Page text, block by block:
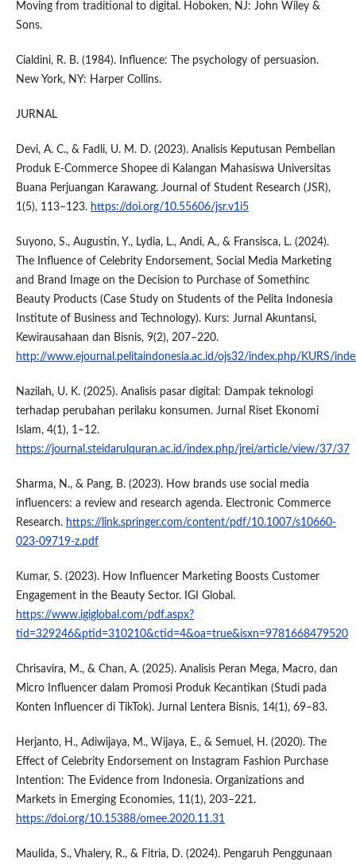
Moving from traditional to digital. Hoboken, NJ: John Wiley &
Sons.
Cialdini, R. B. (1984). Influence: The psychology of persuasion.
New York, NY: Harper Collins.
JURNAL
Devi, A. C., & Fadli, U. M. D. (2023). Analisis Keputusan Pembelian
Produk E-Commerce Shopee di Kalangan Mahasiswa Universitas
Buana Perjuangan Karawang. Journal of Student Research (JSR),
1(5), 113–123. https://doi.org/10.55606/jsr.v1i5
Suyono, S., Augustin, Y., Lydia, L., Andi, A., & Fransisca, L. (2024).
The Influence of Celebrity Endorsement, Social Media Marketing
and Brand Image on the Decision to Purchase of Somethinc
Beauty Products (Case Study on Students of the Pelita Indonesia
Institute of Business and Technology). Kurs: Jurnal Akuntansi,
Kewirausahaan dan Bisnis, 9(2), 207–220.
http://www.ejournal.pelitaindonesia.ac.id/ojs32/index.php/KURS/
Nazilah, U. K. (2025). Analisis pasar digital: Dampak teknologi
terhadap perubahan perilaku konsumen. Jurnal Riset Ekonomi
Islam, 4(1), 1–12.
https://journal.steidarulquran.ac.id/index.php/jrei/article/view/37/37
Sharma, N., & Pang, B. (2023). How brands use social media
influencers: a review and research agenda. Electronic Commerce
Research. https://link.springer.com/content/pdf/10.1007/s10660-
023-09719-z.pdf
Kumar, S. (2023). How Influencer Marketing Boosts Customer
Engagement in the Beauty Sector. IGI Global.
https://www.igiglobal.com/pdf.aspx?
tid=329246&ptid=310210&ctid=4&oa=true&isxn=9781668479520
Chrisavira, M., & Chan, A. (2025). Analisis Peran Mega, Macro, dan
Micro Influencer dalam Promosi Produk Kecantikan (Studi pada
Konten Influencer di TikTok). Jurnal Lentera Bisnis, 14(1), 69–83.
Herjanto, H., Adiwijaya, M., Wijaya, E., & Semuel, H. (2020). The
Effect of Celebrity Endorsement on Instagram Fashion Purchase
Intention: The Evidence from Indonesia. Organizations and
Markets in Emerging Economies, 11(1), 203–221.
https://doi.org/10.15388/omee.2020.11.31
Maulida, S., Vhalery, R., & Fitria, D. (2024). Pengaruh Penggunaan